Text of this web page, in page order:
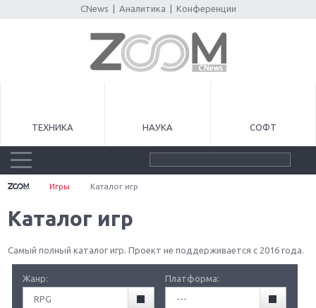
CNews Аналитика Конференции
ТЕХНИКА НАУКА СОФТ
Игры Каталог игр
Каталог игр
Самый полный каталог игр. Проект не поддерживается с 2016 года.
Жанр:
RPG
Платформа:
---